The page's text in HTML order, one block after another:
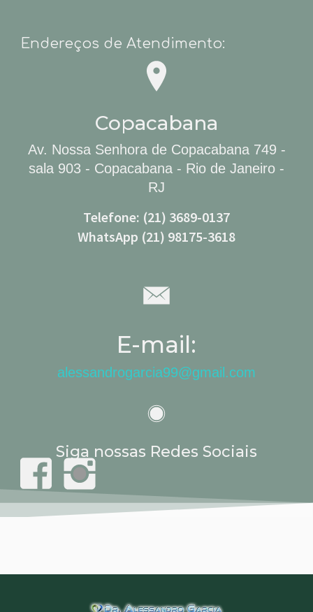
Endereços de Atendimento:
Copacabana
Av. Nossa Senhora de Copacabana 749 -
sala 903 - Copacabana - Rio de Janeiro -
RJ
Telefone: (21) 3689-0137
WhatsApp (21) 98175-3618
E-mail:
alessandrogarcia99@gmail.com
Siga nossas Redes Sociais